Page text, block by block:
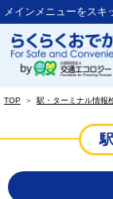
メインメニューをス
TOP ＞ 駅・ターミナル情報